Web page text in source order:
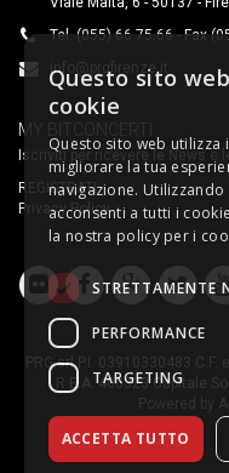
Tel. (055) 66.75.66 - Fax
info@prgfirenze.it
MY BITCONCERTI
Iscriviti per ricevere le News e
REGISTRATI
Privacy Policy
PRG srl P.I. 03910330483
R.E.A. 400323 Capitale
Powered by
Questo sito
cookie
Questo sito web utilizza
migliorare la tua
navigazione.
acconsenti a tutti i
la nostra policy per i
STRETTAMENTE
PERFORMANCE
TARGETING
ACCETTA TUTTO